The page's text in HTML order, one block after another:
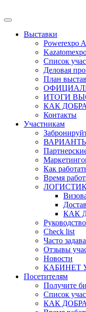
Выставки
Powerexpo
Список
Деловая
План
ИТОГИ
КАК
Контакты
Участникам
Как
Время
КАК
Check list
Часто
Отзывы
Новости
КАБИНЕТ
Посетителям
Получите
Список
КАК